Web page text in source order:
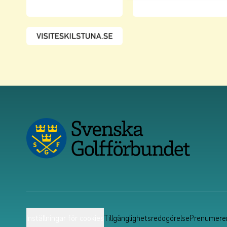
Tillgänglighetsredogörelse